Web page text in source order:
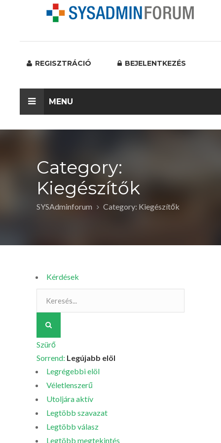
REGISZTRÁCIÓ BEJELENTKEZÉS
MENU
Category:
Kiegészítők
SYSAdminforum Category: Kiegészítők
Kérdések
Szürő
Sorrend: Legújabb elöl
Legrégebbi elöl
Véletlenszerű
Utoljára aktív
Legtöbb szavazat
Legtöbb válasz
Legtöbb megtekintés